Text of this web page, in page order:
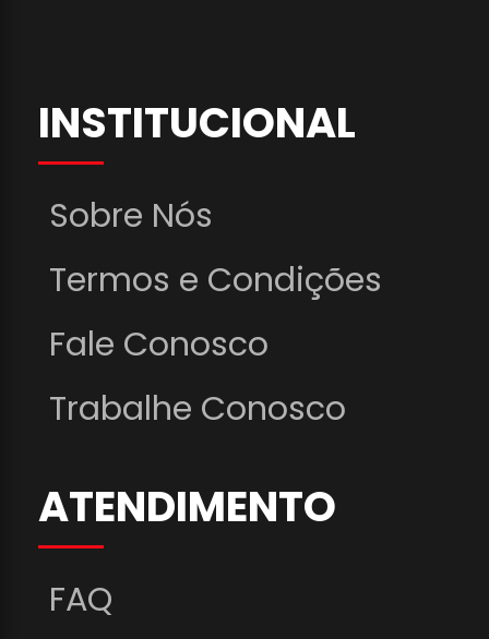
INSTITUCIONAL
Sobre Nós
Termos e Condições
Fale Conosco
Trabalhe Conosco
ATENDIMENTO
FAQ